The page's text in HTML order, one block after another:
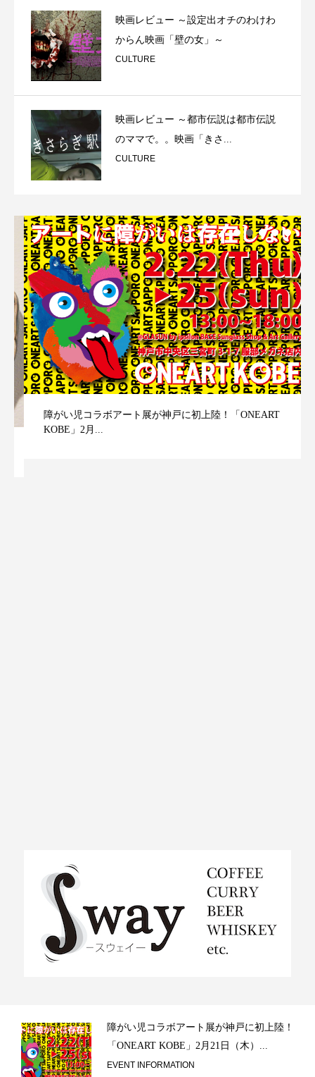
映画レビュー ～設定出オチのわけわ
からん映画「壁の女」～
CULTURE
映画レビュー ～都市伝説は都市伝説
のママで。。映画「きさ...
CULTURE
障がい児コラボアート展が神戸に初上陸！「ONEART
KOBE」2月...
障がい児コラボアート展が神戸に初上陸！
「ONEART KOBE」2月21日（木）...
EVENT INFORMATION